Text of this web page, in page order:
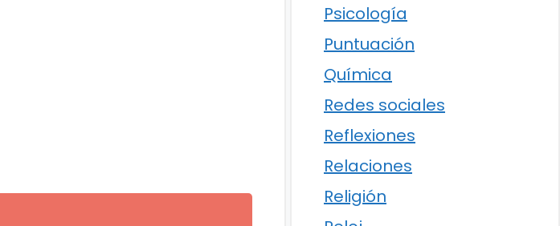
Psicología
Puntuación
Química
Redes sociales
Reflexiones
Relaciones
Religión